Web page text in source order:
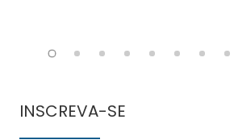
INSCREVA-SE